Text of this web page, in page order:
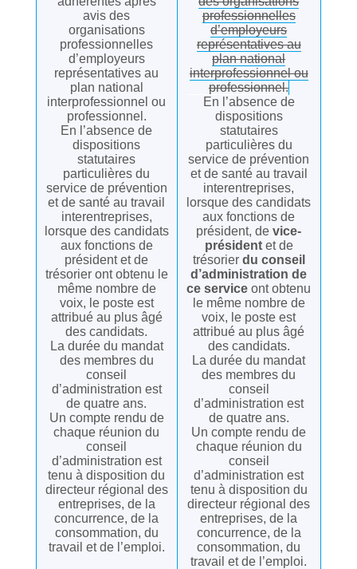
avis des
organisations
professionnelles
d’employeurs
représentatives au
plan national
interprofessionnel ou
professionnel.
En l’absence de
dispositions
statutaires
particulières du
service de prévention
et de santé au travail
interentreprises,
lorsque des candidats
aux fonctions de
président et de
trésorier ont obtenu le
même nombre de
voix, le poste est
attribué au plus âgé
des candidats.
La durée du mandat
des membres du
conseil
d’administration est
de quatre ans.
Un compte rendu de
chaque réunion du
conseil
d’administration est
tenu à disposition du
directeur régional des
entreprises, de la
concurrence, de la
consommation, du
travail et de l’emploi.
professionnelles
d’employeurs
représentatives au
plan national
interprofessionnel ou
professionnel.
En l’absence de
dispositions
statutaires
particulières du
service de prévention
et de santé au travail
interentreprises,
lorsque des candidats
aux fonctions de
président, device-
présidentet de
trésorier du conseil
d’administration de
ce service ont obtenu
le même nombre de
voix, le poste est
attribué au plus âgé
des candidats.
La durée du mandat
des membres du
conseil
d’administration est
de quatre ans.
Un compte rendu de
chaque réunion du
conseil
d’administration est
tenu à disposition du
directeur régional des
entreprises, de la
concurrence, de la
consommation, du
travail et de l’emploi.